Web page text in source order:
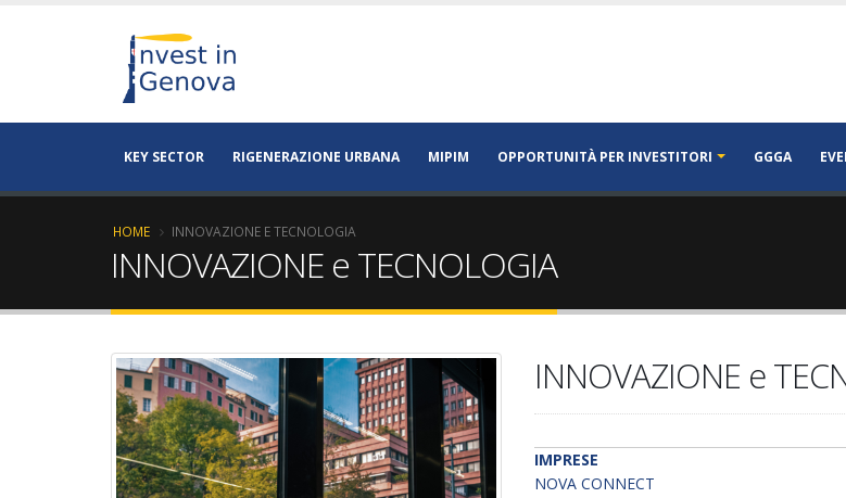
KEY SECTOR RIGENERAZIONE URBANA MIPIM OPPORTUNITÀ PER INVESTITORI GGGA
HOME INNOVAZIONE E TECNOLOGIA
INNOVAZIONE e TECNOLOGIA
INNOVAZIONE e
IMPRESE
NOVA CONNECT